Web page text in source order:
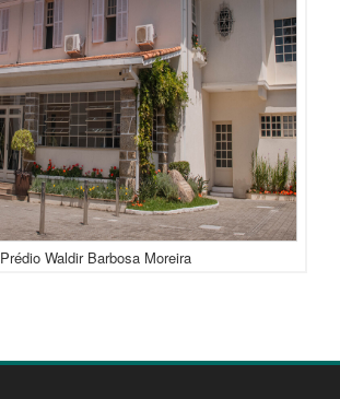
Prédio Waldir Barbosa Moreira